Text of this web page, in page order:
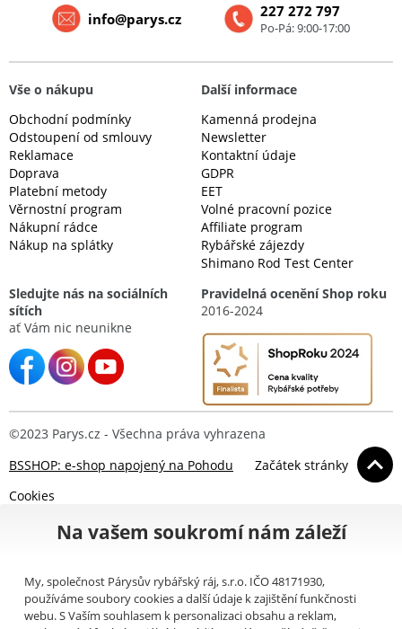
227 272 797
Po-Pá: 9:00-17:00
info@parys.cz
Vše o nákupu
Obchodní podmínky
Odstoupení od smlouvy
Reklamace
Doprava
Platební metody
Věrnostní program
Nákupní rádce
Nákup na splátky
Další informace
Kamenná prodejna
Newsletter
Kontaktní údaje
GDPR
EET
Volné pracovní pozice
Affiliate program
Rybářské zájezdy
Shimano Rod Test Center
Sledujte nás na sociálních
sítích
ať Vám nic neunikne
Pravidelná ocenění Shop roku
2016-2024
©2023 Parys.cz - Všechna práva vyhrazena
BSSHOP: e-shop napojený na Pohodu
Začátek stránky
Cookies
Na vašem soukromí nám záleží
My, společnost Párysův rybářský ráj, s.r.o. IČO 48171930,
používáme soubory cookies a další údaje k zajištění funkčnosti
webu. S Vaším souhlasem k personalizaci obsahu a reklam,